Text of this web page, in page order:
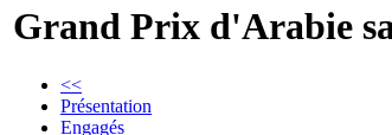
Grand Prix d'Arabie
<<
Présentation
Engagés